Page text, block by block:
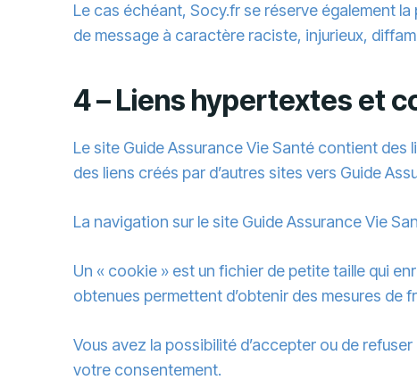
Le cas échéant, Socy.fr se réserve également
de message à caractère raciste, injurieux,
4 – Liens hypertextes et
Le site Guide Assurance Vie Santé contient
des liens créés par d’autres sites vers Guide
La navigation sur le site Guide Assurance Vie
Un « cookie » est un fichier de petite taille qui
obtenues permettent d’obtenir des mesures de
Vous avez la possibilité d’accepter ou de
votre consentement.